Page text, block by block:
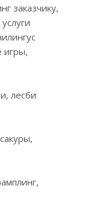
заказчику,
игры,
лесби